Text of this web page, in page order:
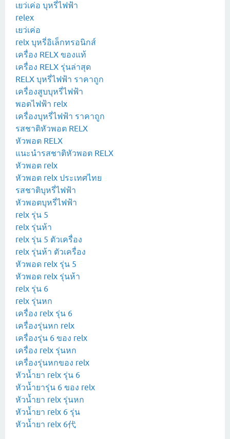
เยว่เค่อ บุหรี่ไฟฟ้า
relex
เยว่เค่อ
relx บุหรี่อิเล็กทรอนิกส์
เครื่อง RELX ของแท้
เครื่อง RELX รุ่นล่าสุด
RELX บุหรี่ไฟฟ้า ราคาถูก
เครื่องสูบบุหรี่ไฟฟ้า
พอตไฟฟ้า relx
เครื่องบุหรี่ไฟฟ้า ราคาถูก
รสชาติหัวพอต RELX
หัวพอต RELX
แนะนำรสชาติหัวพอต RELX
หัวพอต relx
หัวพอต relx ประเทศไทย
รสชาติบุหรี่ไฟฟ้า
หัวพอตบุหรี่ไฟฟ้า
relx รุ่น 5
relx รุ่นห้า
relx รุ่น 5 ตัวเครื่อง
relx รุ่นห้า ตัวเครื่อง
หัวพอด relx รุ่น 5
หัวพอด relx รุ่นห้า
relx รุ่น 6
relx รุ่นหก
เครื่อง relx รุ่น 6
เครื่องรุ่นหก relx
เครื่องรุ่น 6 ของ relx
เครื่อง relx รุ่นหก
เครื่องรุ่นหกของ relx
หัวน้ำยา relx รุ่น 6
หัวน้ำยารุ่น 6 ของ relx
หัวน้ำยา relx รุ่นหก
หัวน้ำยา relx 6 รุ่น
หัวน้ำยา relx 6代